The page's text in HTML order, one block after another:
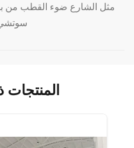
مثل الشارع ضوء القطب من
سوتشي